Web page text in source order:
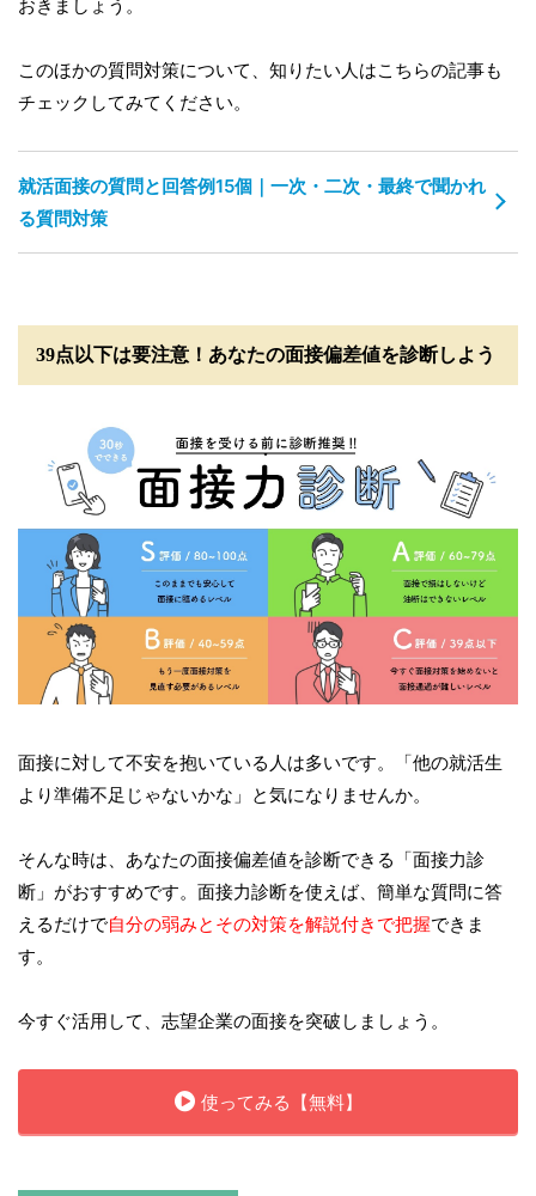
おきましょう。
このほかの質問対策について、知りたい人はこちらの記事も
チェックしてみてください。
就活面接の質問と回答例15個｜一次・二次・最終で聞かれ
る質問対策
39点以下は要注意！あなたの面接偏差値を診断しよう
面接に対して不安を抱いている人は多いです。「他の就活生
より準備不足じゃないかな」と気になりませんか。
そんな時は、あなたの面接偏差値を診断できる「面接力診
断」がおすすめです。面接力診断を使えば、簡単な質問に答
えるだけで自分の弱みとその対策を解説付きで把握できま
す。
今すぐ活用して、志望企業の面接を突破しましょう。
使ってみる【無料】